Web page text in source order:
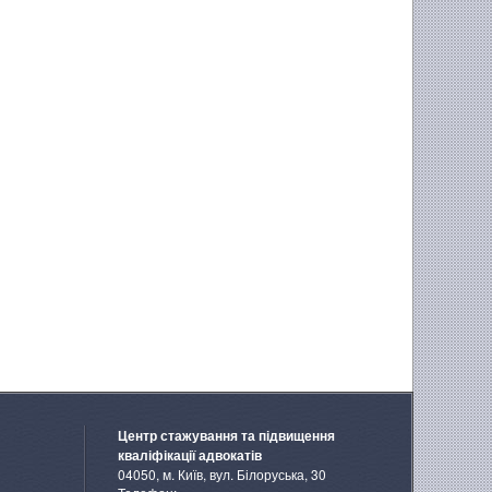
Центр стажування та підвищення
кваліфікації адвокатів
04050, м. Київ, вул. Білоруська, 30